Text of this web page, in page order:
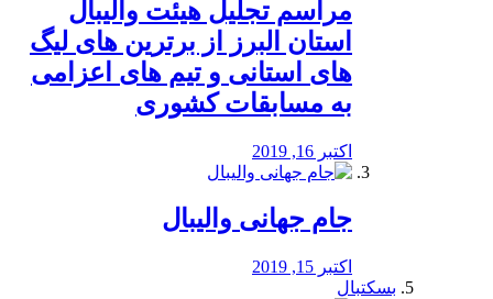
مراسم تجلیل هیئت والیبال
استان البرز از برترین های لیگ
های استانی و تیم های اعزامی
به مسابقات کشوری
اکتبر 16, 2019
جام جهانی والیبال
اکتبر 15, 2019
بسکتبال